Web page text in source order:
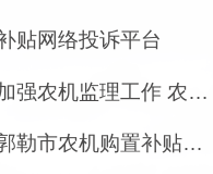
贴网络投诉平台
为进一步加强农机监理工作 农牧局组织开展农机驾驶员考试
关于霍林郭勒市农机购置补贴申请停止受理的公告